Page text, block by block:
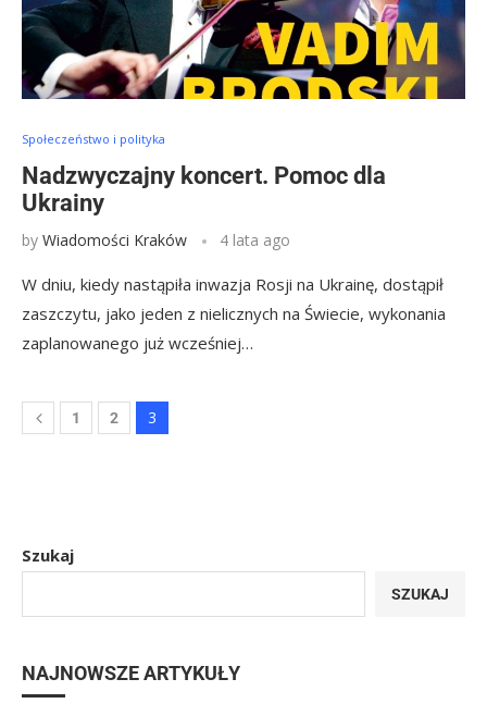
Społeczeństwo i polityka
Nadzwyczajny koncert. Pomoc dla
Ukrainy
by Wiadomości Kraków 4 lata ago
W dniu, kiedy nastąpiła inwazja Rosji na Ukrainę, dostąpił
zaszczytu, jako jeden z nielicznych na Świecie, wykonania
zaplanowanego już wcześniej…
1 2 3
Szukaj
SZUKAJ
NAJNOWSZE ARTYKUŁY